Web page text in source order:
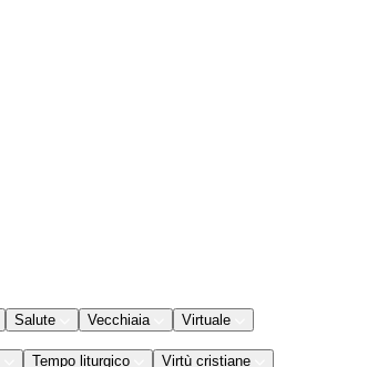
Salute Vecchiaia Virtuale
Tempo liturgico Virtù cristiane